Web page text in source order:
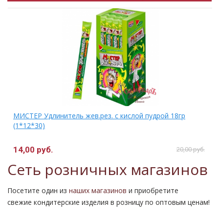
МИСТЕР Удлинитель жев.рез. с кислой пудрой 18гр
(1*12*30)
14,00 руб. 20,00 руб.
Сеть розничных магазинов
Посетите один из наших магазинов и приобретите
свежие кондитерские изделия в розницу по оптовым ценам!